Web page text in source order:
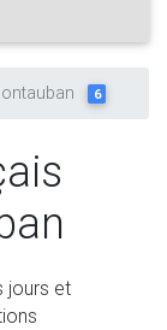
6
jours et